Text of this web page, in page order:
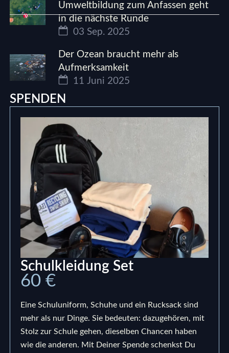
Umweltbildung zum Anfassen geht
in die nächste Runde
03 Sep. 2025
Der Ozean braucht mehr als
Aufmerksamkeit
11 Juni 2025
SPENDEN
Schulkleidung Set
60 €
Eine Schuluniform, Schuhe und ein Rucksack sind
mehr als nur Dinge. Sie bedeuten: dazugehören, mit
Stolz zur Schule gehen, dieselben Chancen haben
wie die anderen. Mit Deiner Spende schenkst Du